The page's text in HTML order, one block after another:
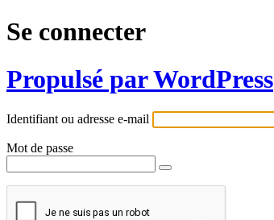
Se connecter
Propulsé par WordPress
Identifiant ou adresse e-mail
Mot de passe